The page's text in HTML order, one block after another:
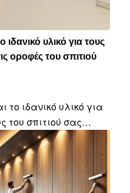
ιδανικό υλικό για τους
οροφές του σπιτιού
το ιδανικό υλικό για
του σπιτιού σας…